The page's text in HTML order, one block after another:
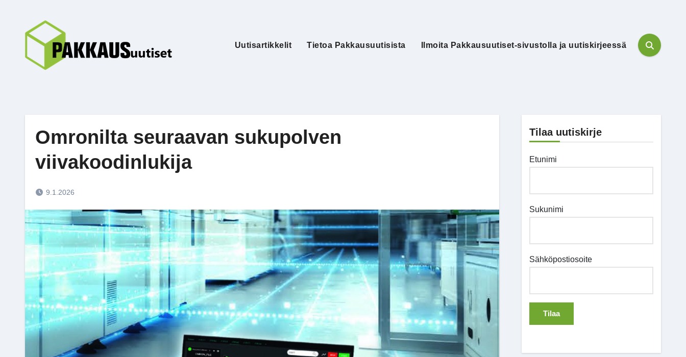
content
Uutisartikkelit
Tietoa Pakkausuutisista Ilmoita Pakkausuutiset-sivustolla ja uutiskirjeessä
Omronilta seuraavan sukupolven
viivakoodinlukija
9.1.2026
Tilaa uutiskirje
Etunimi
Sukunimi
Sähköpostiosoite